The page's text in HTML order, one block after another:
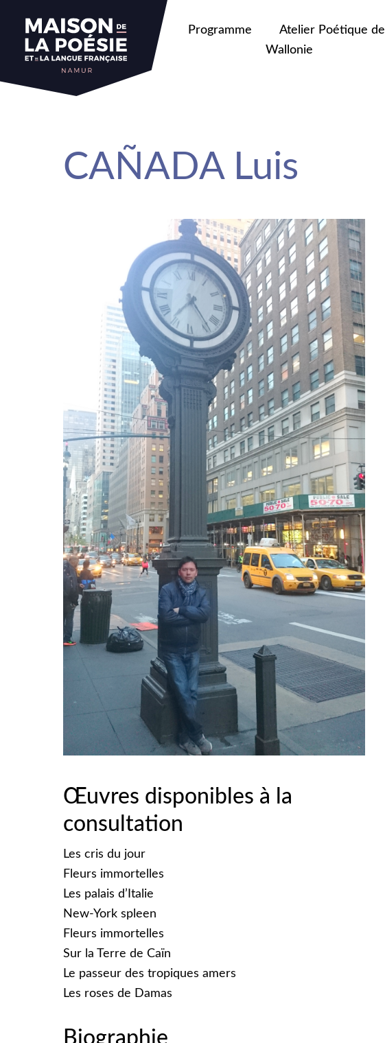
Programme
Atelier Poétique de
Wallonie
CAÑADA Luis
Œuvres disponibles à la
consultation
Les cris du jour
Fleurs immortelles
Les palais d’Italie
New-York spleen
Fleurs immortelles
Sur la Terre de Caïn
Le passeur des tropiques amers
Les roses de Damas
Biographie